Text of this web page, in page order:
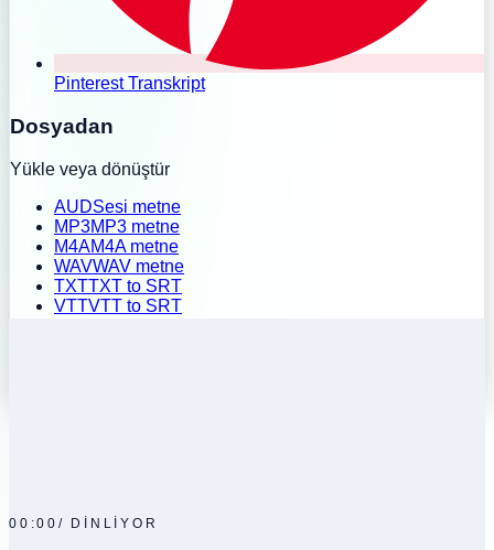
Pinterest Transkript
Dosyadan
Yükle veya dönüştür
AUDSesi metne
MP3MP3 metne
M4AM4A metne
WAVWAV metne
TXTTXT to SRT
VTTVTT to SRT
00:00 / DİNLİYOR